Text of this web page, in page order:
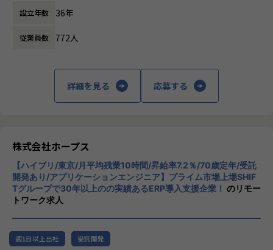
支える中核メンバーとしての活躍も期待しています。
きており、事業部全体でメンバーの育成に力を入れておりま
く携わることが可能です。
当社はSHIFTグループの強みを活かしながら、ERP・CRM・
EPM領域を中心としたDX支援を展開しており、ServiceNow
＜ポジションの魅力＞
・顧客と直接コミュニケーションを取りながらプロジェクト
を推進できる
・プロジェクトマネジメントやServiceNow導入の上流工程
に幅広く携わることができる
や組織づくりにもチャレンジできる
企業競争力を向上させることを使命としてい
チ開発やコンサルティングまで幅広いサービ
スを提供しています。クラウドERPやローコ
ード開発を柱とし、業務効率化やDX推進、経
CloudやOracle ERP Cloudなどを活用し、企
業の業務プロセスを最適化し、経営管理の強
化を図っています1。
社風/文化
社内の風通しが良く、活気に満ちた雰囲気が
特徴です。多様性を重視し、様々な国籍や背
景を持つ社員が協力し合いながら働いていま
設立年数 36年
従業員数 772人
詳細を見る 応募する
株式会社ホープス
【ハイブリ/東京/月平均残業10時間/昇給率7.2％/70歳定年/受託
開発あり/アプリケーションエンジニア】プライム市場上場SHIF
Tグループで30年以上のの実績あるERP導入支援企業！ のリモー
トワーク求人
週1日以上出社 受託開発